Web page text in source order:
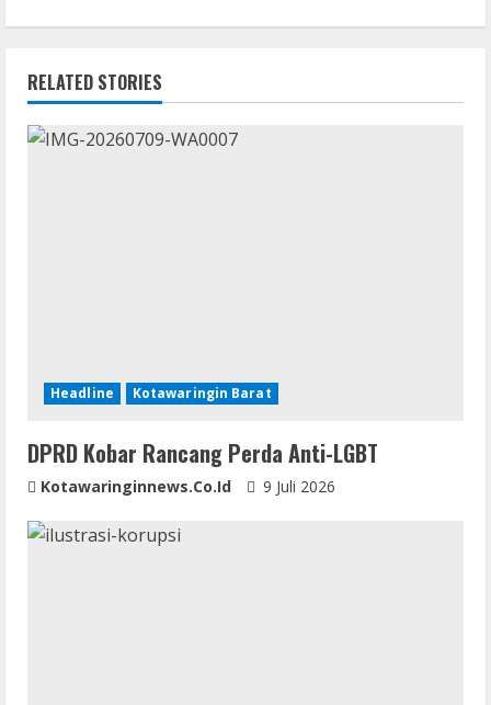
u
e
g
RELATED STORIES
Headline Kotawaringin Barat
DPRD Kobar Rancang Perda Anti-LGBT
Kotawaringinnews.co.id 9 Juli 2026